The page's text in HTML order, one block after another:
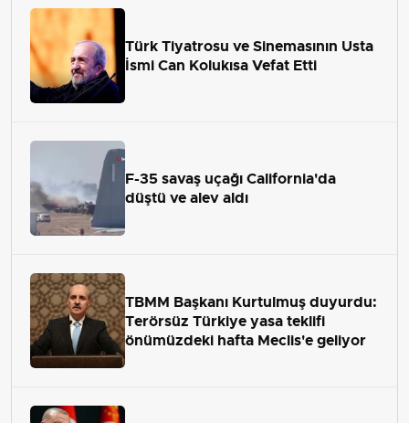
Türk Tiyatrosu ve Sinemasının Usta
İsmi Can Kolukısa Vefat Etti
F-35 savaş uçağı California'da
düştü ve alev aldı
TBMM Başkanı Kurtulmuş duyurdu:
Terörsüz Türkiye yasa teklifi
önümüzdeki hafta Meclis'e geliyor